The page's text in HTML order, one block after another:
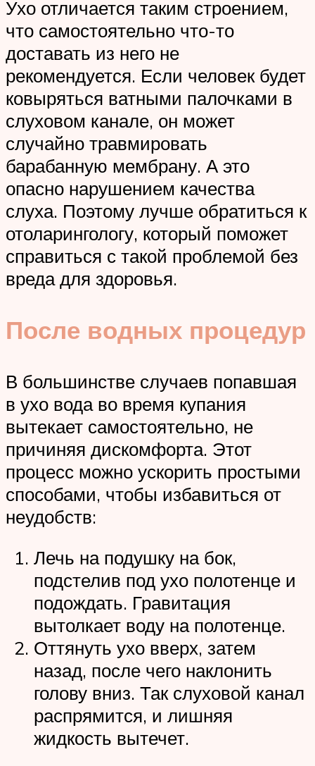
Ухо отличается таким строением,
что самостоятельно что-то
доставать из него не
рекомендуется. Если человек будет
ковыряться ватными палочками в
слуховом канале, он может
случайно травмировать
барабанную мембрану. А это
опасно нарушением качества
слуха. Поэтому лучше обратиться к
отоларингологу, который поможет
справиться с такой проблемой без
вреда для здоровья.
После водных процедур
В большинстве случаев попавшая
в ухо вода во время купания
вытекает самостоятельно, не
причиняя дискомфорта. Этот
процесс можно ускорить простыми
способами, чтобы избавиться от
неудобств:
Лечь на подушку на бок,
подстелив под ухо полотенце и
подождать. Гравитация
вытолкает воду на полотенце.
Оттянуть ухо вверх, затем
назад, после чего наклонить
голову вниз. Так слуховой канал
распрямится, и лишняя
жидкость вытечет.